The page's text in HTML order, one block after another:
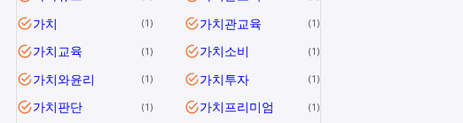
가치 1 가치관교육 1
가치교육 1 가치소비 1
가치와윤리 1 가치투자 1
가치판단 1 가치프리미엄 1